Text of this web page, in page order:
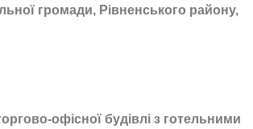
громади, Рівненського району,
офісної будівлі з готельними